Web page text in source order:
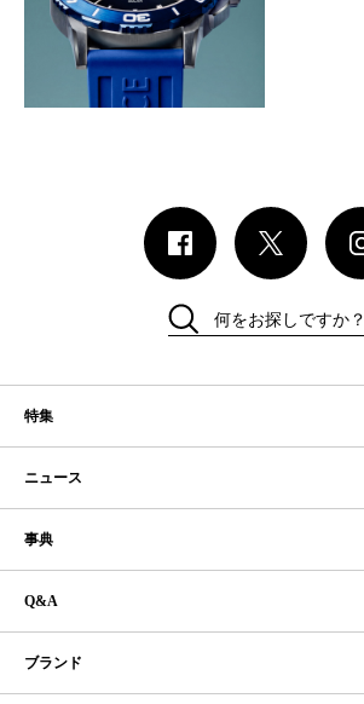
モーリス・ラクロアのポントス
からコレクション初のソーラー
クオーツ搭載モデルが誕生
特集
ニュース
事典
Q&A
ブランド
何をお探しですか？